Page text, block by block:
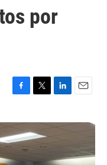
por
F
c
e
b
T
i
t
t
e
L
n
E
a